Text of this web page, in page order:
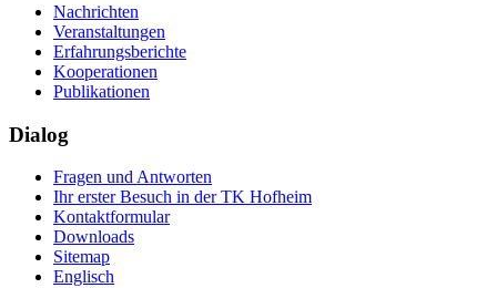
Nachrichten
Veranstaltungen
Erfahrungsberichte
Kooperationen
Publikationen
Dialog
Fragen und Antworten
Ihr erster Besuch in der TK Hofheim
Kontaktformular
Downloads
Sitemap
Englisch